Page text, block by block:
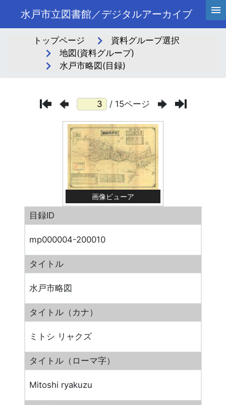
水戸市立図書館／デジタルアーカイブ
トップページ
資料グループ選択
地図(資料グループ)
水戸市略図(目録)
/ 15ページ
画像ビューア
目録ID
mp000004-200010
タイトル
水戸市略図
タイトル（カナ）
ミトシ リャクズ
タイトル（ローマ字）
Mitoshi ryakuzu